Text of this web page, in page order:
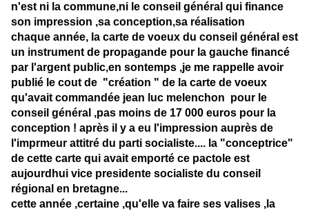
n'est ni la commune,ni le conseil général qui finance
son impression ,sa conception,sa réalisation
chaque année, la carte de voeux du conseil général est
un instrument de propagande pour la gauche financé
par l'argent public,en sontemps ,je me rappelle avoir
publié le cout de "création " de la carte de voeux
qu'avait commandée jean luc melenchon pour le
conseil général ,pas moins de 17 000 euros pour la
conception ! après il y a eu l'impression auprès de
l'imprmeur attitré du parti socialiste.... la "conceptrice"
de cette carte qui avait emporté ce pactole est
aujourdhui vice presidente socialiste du conseil
régional en bretagne...
cette année ,certaine ,qu'elle va faire ses valises ,la